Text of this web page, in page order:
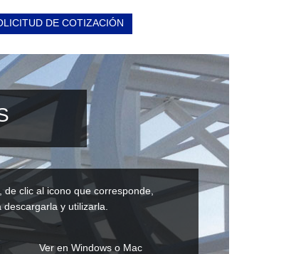
DE COTIZACIÓN
clic al icono que corresponde,
y utilizarla.
Ver en Windows o Mac